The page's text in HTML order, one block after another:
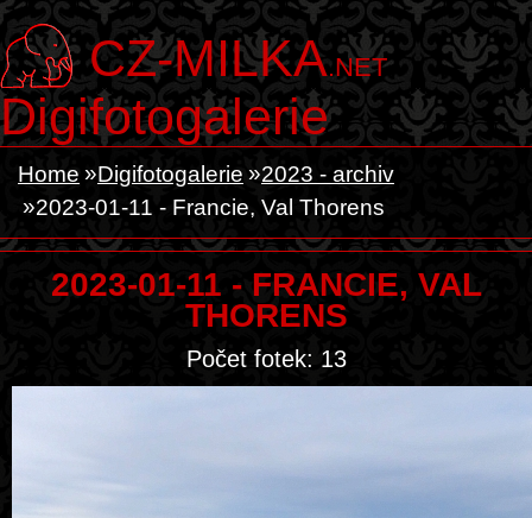
CZ-MILKA.NET
Digifotogalerie
Home Digifotogalerie
2023 - archiv
2023-01-11 - Francie, Val Thorens
2023-01-11 - FRANCIE, VAL
THORENS
Počet fotek: 13